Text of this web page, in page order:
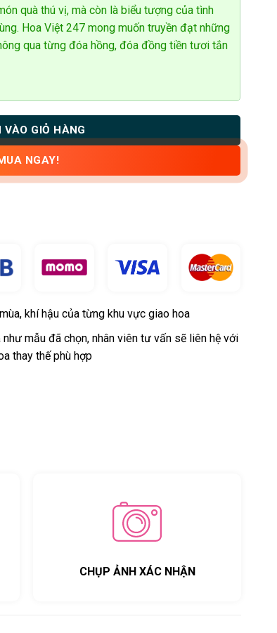
quà thú vị, mà còn là biểu tượng của tình
Hoa Việt 247 mong muốn truyền đạt những
qua từng đóa hồng, đóa đồng tiền tươi tắn
VÀO GIỎ HÀNG
NGAY!
khí hậu của từng khu vực giao hoa
mẫu đã chọn, nhân viên tư vấn sẽ liên hệ với
thay thế phù hợp
CHỤP ẢNH XÁC NHẬN